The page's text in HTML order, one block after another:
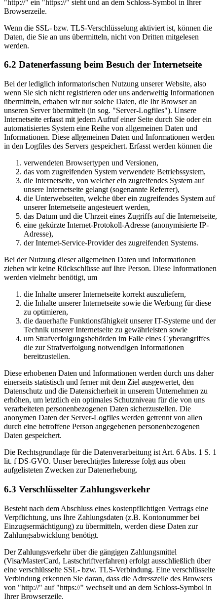
"http://" ein "https://" steht und an dem Schloss-Symbol in Ihrer
Browserzeile.
Wenn die SSL- bzw. TLS-Verschlüsselung aktiviert ist, können die
Daten, die Sie an uns übermitteln, nicht von Dritten mitgelesen
werden.
6.2 Datenerfassung beim Besuch der Internetseite
Bei der lediglich informatorischen Nutzung unserer Website, also
wenn Sie sich nicht registrieren oder uns anderweitig Informationen
übermitteln, erhaben wir nur solche Daten, die Ihr Browser an
unseren Server übermittelt (in sog. "Server-Logfiles"). Unsere
Internetseite erfasst mit jedem Aufruf einer Seite durch Sie oder ein
automatisiertes System eine Reihe von allgemeinen Daten und
Informationen. Diese allgemeinen Daten und Informationen werden
in den Logfiles des Servers gespeichert. Erfasst werden können die
verwendeten Browsertypen und Versionen,
das vom zugreifenden System verwendete Betriebssystem,
die Internetseite, von welcher ein zugreifendes System auf
unsere Internetseite gelangt (sogenannte Referrer),
die Unterwebseiten, welche über ein zugreifendes System auf
unserer Internetseite angesteuert werden,
das Datum und die Uhrzeit eines Zugriffs auf die Internetseite,
eine gekürzte Internet-Protokoll-Adresse (anonymisierte IP-
Adresse),
der Internet-Service-Provider des zugreifenden Systems.
Bei der Nutzung dieser allgemeinen Daten und Informationen
ziehen wir keine Rückschlüsse auf Ihre Person. Diese Informationen
werden vielmehr benötigt, um
die Inhalte unserer Internetseite korrekt auszuliefern,
die Inhalte unserer Internetseite sowie die Werbung für diese
zu optimieren,
die dauerhafte Funktionsfähigkeit unserer IT-Systeme und der
Technik unserer Internetseite zu gewährleisten sowie
um Strafverfolgungsbehörden im Falle eines Cyberangriffes
die zur Strafverfolgung notwendigen Informationen
bereitzustellen.
Diese erhobenen Daten und Informationen werden durch uns daher
einerseits statistisch und ferner mit dem Ziel ausgewertet, den
Datenschutz und die Datensicherheit in unserem Unternehmen zu
erhöhen, um letztlich ein optimales Schutzniveau für die von uns
verarbeiteten personenbezogenen Daten sicherzustellen. Die
anonymen Daten der Server-Logfiles werden getrennt von allen
durch eine betroffene Person angegebenen personenbezogenen
Daten gespeichert.
Die Rechtsgrundlage für die Datenverarbeitung ist Art. 6 Abs. 1 S. 1
lit. f DS-GVO. Unser berechtigtes Interesse folgt aus oben
aufgelisteten Zwecken zur Datenerhebung.
6.3 Verschlüsselter Zahlungsverkehr
Besteht nach dem Abschluss eines kostenpflichtigen Vertrags eine
Verpflichtung, uns Ihre Zahlungsdaten (z.B. Kontonummer bei
Einzugsermächtigung) zu übermitteln, werden diese Daten zur
Zahlungsabwicklung benötigt.
Der Zahlungsverkehr über die gängigen Zahlungsmittel
(Visa/MasterCard, Lastschriftverfahren) erfolgt ausschließlich über
eine verschlüsselte SSL- bzw. TLS-Verbindung. Eine verschlüsselte
Verbindung erkennen Sie daran, dass die Adresszeile des Browsers
von "http://" auf "https://" wechselt und an dem Schloss-Symbol in
Ihrer Browserzeile.